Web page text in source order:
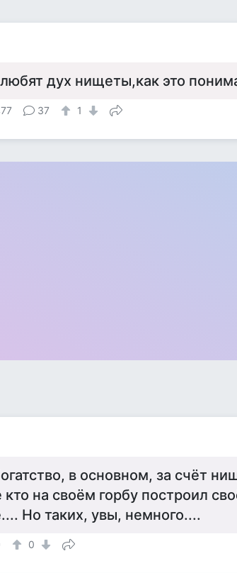
дух нищеты,как это
37 1
в основном, за счёт
кто на своём горбу построил
Но таких, увы, немного....
0